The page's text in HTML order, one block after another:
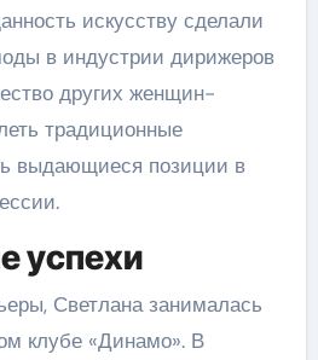
искусству сделали
в индустрии дирижеров
других женщин-
традиционные
выдающиеся позиции в
успехи
Светлана занималась
клубе «Динамо». В